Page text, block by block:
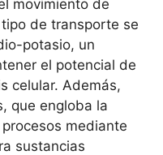
movimiento de
de transporte⁤ se
potasio, un
el potencial de
celular. Además,
que ⁤engloba ⁤la
mediante
sustancias